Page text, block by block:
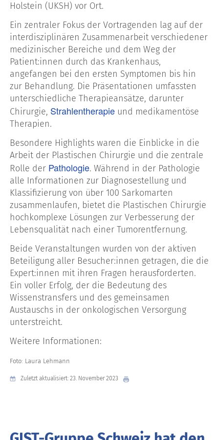
Holstein (UKSH) vor Ort.
Ein zentraler Fokus der Vortragenden lag auf der
interdisziplinären Zusammenarbeit verschiedener
medizinischer Bereiche und dem Weg der
Patient:innen durch das Krankenhaus,
angefangen bei den ersten Symptomen bis hin
zur Behandlung. Die Präsentationen umfassten
unterschiedliche Therapieansätze, darunter
Chirurgie, Strahlentherapie und medikamentöse
Therapien.
Besondere Highlights waren die Einblicke in die
Arbeit der Plastischen Chirurgie und die zentrale
Rolle der Pathologie. Während in der Pathologie
alle Informationen zur Diagnosestellung und
Klassifizierung von über 100 Sarkomarten
zusammenlaufen, bietet die Plastischen Chirurgie
hochkomplexe Lösungen zur Verbesserung der
Lebensqualität nach einer Tumorentfernung.
Beide Veranstaltungen wurden von der aktiven
Beteiligung aller Besucher:innen getragen, die die
Expert:innen mit ihren Fragen herausforderten.
Ein voller Erfolg, der die Bedeutung des
Wissenstransfers und des gemeinsamen
Austauschs in der onkologischen Versorgung
unterstreicht.
Weitere Informationen:
Foto: Laura Lehmann
Zuletzt aktualisiert: 23. November 2023